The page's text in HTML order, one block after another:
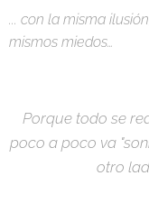
... con la misma
mismos miedos…
Porque todo se
poco a poco va
otro